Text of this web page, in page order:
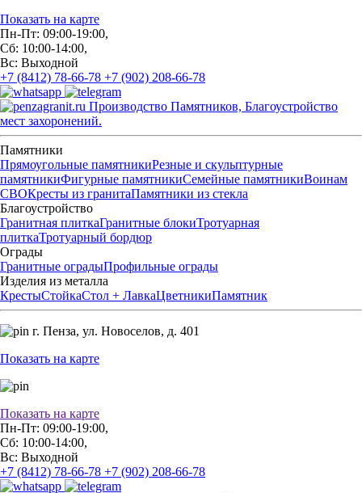
Показать на карте
Пн-Пт: 09:00-19:00,
Сб: 10:00-14:00,
Вс: Выходной
+7 (8412) 78-66-78 +7 (902) 208-66-78
Производство Памятников, Благоустройство
мест захоронений.
Памятники
Прямоугольные памятникиРезные и скульптурные
памятникиФигурные памятникиСемейные памятникиВоинам
СВОКресты из гранитаПамятники из стекла
Благоустройство
Гранитная плиткаГранитные блокиТротуарная
плиткаТротуарный бордюр
Ограды
Гранитные оградыПрофильные ограды
Изделия из металла
КрестыСтойкаСтол + ЛавкаЦветникиПамятник
г. Пенза, ул. Новоселов, д. 401
Показать на карте
Показать на карте
Пн-Пт: 09:00-19:00,
Сб: 10:00-14:00,
Вс: Выходной
+7 (8412) 78-66-78 +7 (902) 208-66-78